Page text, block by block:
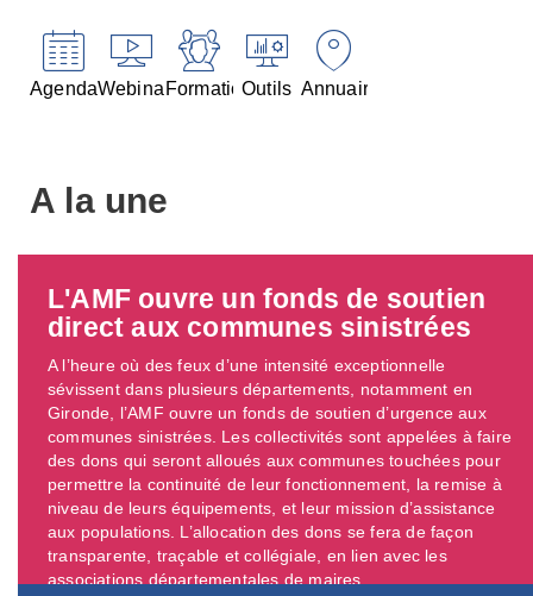
AgendaWebinairesFormationsOutils Annuaires
A la une
L'AMF ouvre un fonds de soutien
direct aux communes sinistrées
A l’heure où des feux d’une intensité exceptionnelle
sévissent dans plusieurs départements, notamment en
Gironde, l’AMF ouvre un fonds de soutien d’urgence aux
communes sinistrées. Les collectivités sont appelées à faire
des dons qui seront alloués aux communes touchées pour
permettre la continuité de leur fonctionnement, la remise à
niveau de leurs équipements, et leur mission d’assistance
aux populations. L’allocation des dons se fera de façon
transparente, traçable et collégiale, en lien avec les
associations départementales de maires. ...